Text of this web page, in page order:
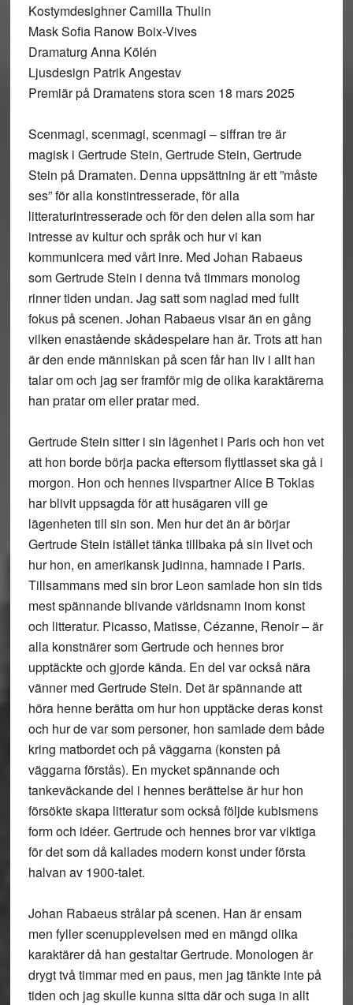
Kostymdesighner Camilla Thulin
Mask Sofia Ranow Boix-Vives
Dramaturg Anna Kölén
Ljusdesign Patrik Angestav
Premiär på Dramatens stora scen 18 mars 2025
Scenmagi, scenmagi, scenmagi – siffran tre är
magisk i Gertrude Stein, Gertrude Stein, Gertrude
Stein på Dramaten. Denna uppsättning är ett ”måste
ses” för alla konstintresserade, för alla
litteraturintresserade och för den delen alla som har
intresse av kultur och språk och hur vi kan
kommunicera med vårt inre. Med Johan Rabaeus
som Gertrude Stein i denna två timmars monolog
rinner tiden undan. Jag satt som naglad med fullt
fokus på scenen. Johan Rabaeus visar än en gång
vilken enastående skådespelare han är. Trots att han
är den ende människan på scen får han liv i allt han
talar om och jag ser framför mig de olika karaktärerna
han pratar om eller pratar med.
Gertrude Stein sitter i sin lägenhet i Paris och hon vet
att hon borde börja packa eftersom flyttlasset ska gå i
morgon. Hon och hennes livspartner Alice B Toklas
har blivit uppsagda för att husägaren vill ge
lägenheten till sin son. Men hur det än är börjar
Gertrude Stein istället tänka tillbaka på sin livet och
hur hon, en amerikansk judinna, hamnade i Paris.
Tillsammans med sin bror Leon samlade hon sin tids
mest spännande blivande världsnamn inom konst
och litteratur. Picasso, Matisse, Cézanne, Renoir – är
alla konstnärer som Gertrude och hennes bror
upptäckte och gjorde kända. En del var också nära
vänner med Gertrude Stein. Det är spännande att
höra henne berätta om hur hon upptäcke deras konst
och hur de var som personer, hon samlade dem både
kring matbordet och på väggarna (konsten på
väggarna förstås). En mycket spännande och
tankeväckande del i hennes berättelse är hur hon
försökte skapa litteratur som också följde kubismens
form och idéer. Gertrude och hennes bror var viktiga
för det som då kallades modern konst under första
halvan av 1900-talet.
Johan Rabaeus strålar på scenen. Han är ensam
men fyller scenupplevelsen med en mängd olika
karaktärer då han gestaltar Gertrude. Monologen är
drygt två timmar med en paus, men jag tänkte inte på
tiden och jag skulle kunna sitta där och suga in allt